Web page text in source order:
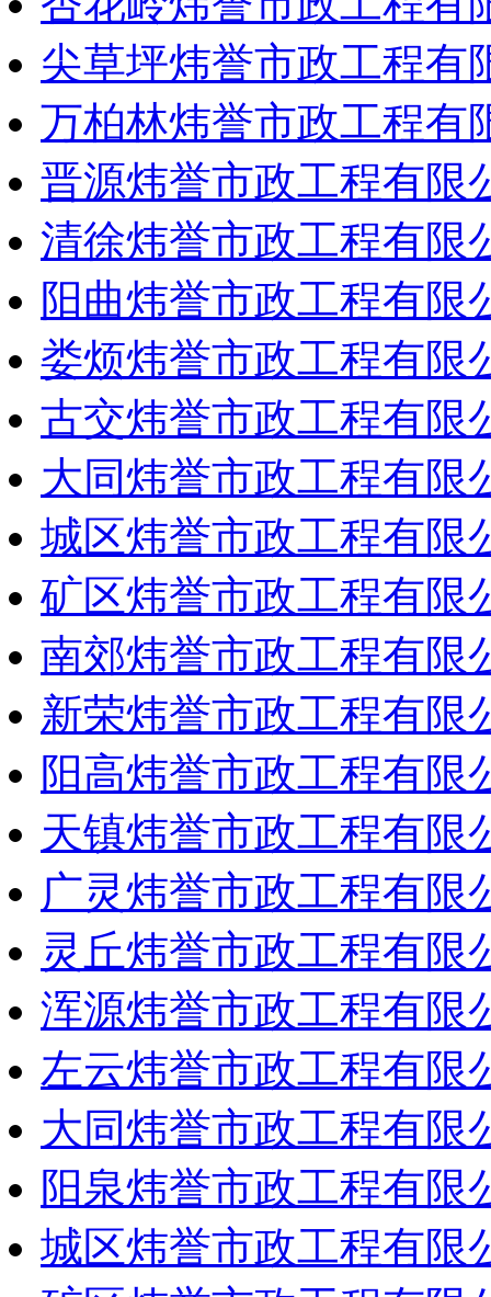
尖草坪炜誉市政工程有
万柏林炜誉市政工程有
晋源炜誉市政工程有限
清徐炜誉市政工程有限
阳曲炜誉市政工程有限
娄烦炜誉市政工程有限
古交炜誉市政工程有限
大同炜誉市政工程有限
城区炜誉市政工程有限
矿区炜誉市政工程有限
南郊炜誉市政工程有限
新荣炜誉市政工程有限
阳高炜誉市政工程有限
天镇炜誉市政工程有限
广灵炜誉市政工程有限
灵丘炜誉市政工程有限
浑源炜誉市政工程有限
左云炜誉市政工程有限
大同炜誉市政工程有限
阳泉炜誉市政工程有限
城区炜誉市政工程有限